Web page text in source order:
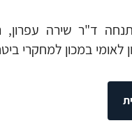
ד"ר שירה עפרון,
לאומי במכון למחקרי